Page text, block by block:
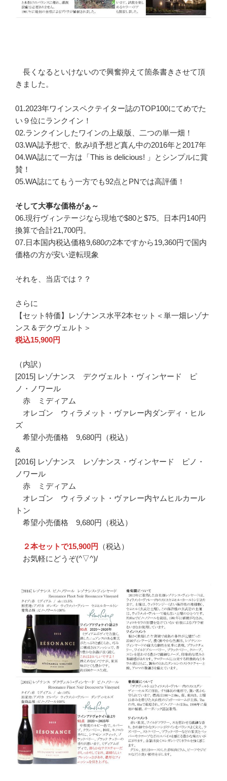
長くなるといけないので興奮抑えて箇条書きさせて頂
きました。
01.2023年ワインスペクテイター誌のTOP100にてめでた
い９位にランクイン！
02.ランクインしたワインの上級版、二つの単一畑！
03.WA誌予想で、飲み頃予想ど真ん中の2016年と2017年
04.WA誌にて一方は「This is delicious! 」とシンプルに賞
賛！
05.WA誌にてもう一方でも92点とPNでは高評価！
そして大事な価格がぁ～
06.現行ヴィンテージなら現地で$80と$75。日本円140円
換算で合計21,700円。
07.日本国内税込価格9,680の2本ですから19,360円で国内
価格の方が安い逆転現象
それを、当店では？？
さらに
【セット特価】レゾナンス水平2本セット＜単一畑レゾナ
ンス＆デクヴェルト＞
税込15,900円
（内訳）
[2015] レゾナンス デクヴェルト・ヴィンヤード ピ
ノ・ノワール
赤 ミディアム
オレゴン ウィラメット・ヴァレー内ダンディ・ヒル
ズ
希望小売価格 9,680円（税込）
&
[2016] レゾナンス レゾナンス・ヴィンヤード ピノ・
ノワール
赤 ミディアム
オレゴン ウィラメット・ヴァレー内ヤムヒルカール
トン
希望小売価格 9,680円（税込）
２本セットで15,900円
（税込）
お気軽にどうぞ(^▽^)/